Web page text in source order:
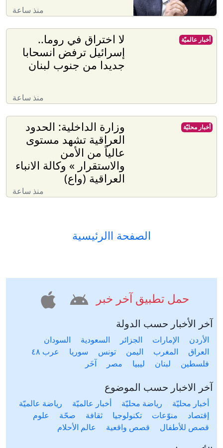
منذ ساعة
لا اختراق في روما..
إسرائيل ترفض انسحابا
جديدا من جنوب لبنان
منذ ساعة
أخبار عالميّة
وزارة الداخلية: الحدود
العراقية تشهد مستوى
عالياً من الأمن
والاستقرار » وكالة الانباء
العراقية (واع)
منذ ساعة
أخبار محليّة
الصفحة االرئيسية
حمل تطبيق آخر خبر
آخر الأخبار حسب الدولة
الأردن الإمارات الجزائر السعودية
السودان
العراق
المغرب اليمن تونس سوريا
عرب ٤٨
فلسطين
لبنان ليبيا مصر آخَر
آخر الاخبار حسب الموضوع
أخبار محليّة رياضة محليّة أخبار عالميّة
رياضة عالميّة
إقتصاد
منوّعات تكنولوجيا ثقافة صحّة
علوم
قصص للأطفال
قصص واقعية عالم الأحلام